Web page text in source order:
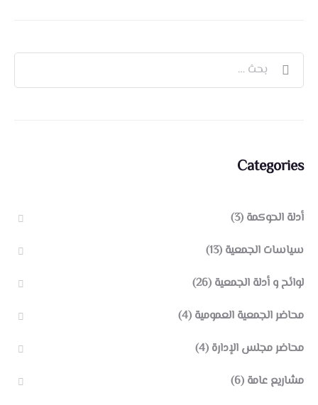
Categories
أدلة الحوكمة (3)
سياسات الجمعية (13)
لوائح و أدلة الجمعية (26)
محاضر الجمعية العمومية (4)
محاضر مجلس الإدارة (4)
مشاريع عامة (6)